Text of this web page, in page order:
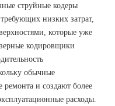
струйные кодеры
низких затрат,
которые уже
кодировщики
обычные
и создают более
расходы.